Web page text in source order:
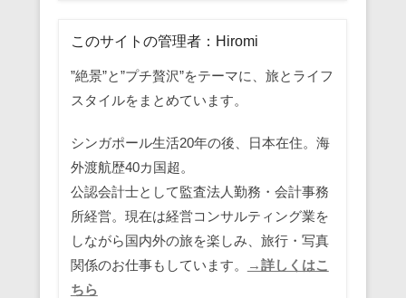
このサイトの管理者：Hiromi
”絶景”と”プチ贅沢”をテーマに、旅とライフ
スタイルをまとめています。
シンガポール生活20年の後、日本在住。海
外渡航歴40カ国超。
公認会計士として監査法人勤務・会計事務
所経営。現在は経営コンサルティング業を
しながら国内外の旅を楽しみ、旅行・写真
関係のお仕事もしています。
→詳しくはこ
ちら